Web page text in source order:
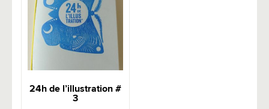
24h de l’illustration #
3